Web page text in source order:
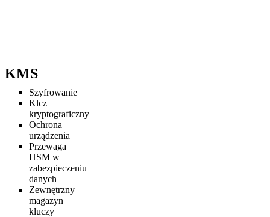
KMS
Szyfrowanie
Klcz
kryptograficzny
Ochrona
urządzenia
Przewaga
HSM w
zabezpieczeniu
danych
Zewnętrzny
magazyn
kluczy